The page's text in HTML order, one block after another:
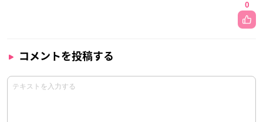
0
コメントを投稿する